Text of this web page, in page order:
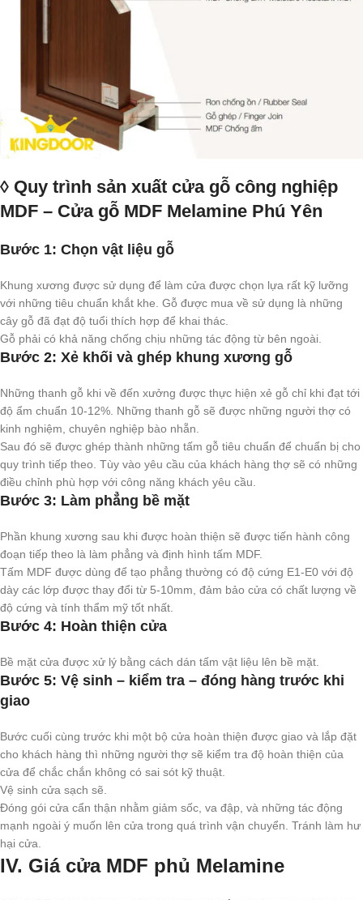
◊ Quy trình sản xuất cửa gỗ công nghiệp
MDF – Cửa gỗ MDF Melamine Phú Yên
Bước 1: Chọn vật liệu gỗ
Khung xương được sử dụng để làm cửa được chọn lựa rất kỹ lưỡng
với những tiêu chuẩn khắt khe. Gỗ được mua về sử dụng là những
cây gỗ đã đạt độ tuổi thích hợp để khai thác.
Gỗ phải có khả năng chống chịu những tác động từ bên ngoài.
Bước 2: Xẻ khối và ghép khung xương gỗ
Những thanh gỗ khi về đến xưởng được thực hiện xẻ gỗ chỉ khi đạt tới
độ ẩm chuẩn 10-12%. Những thanh gỗ sẽ được những người thợ có
kinh nghiệm, chuyên nghiệp bào nhẵn.
Sau đó sẽ được ghép thành những tấm gỗ tiêu chuẩn để chuẩn bị cho
quy trình tiếp theo. Tùy vào yêu cầu của khách hàng thợ sẽ có những
điều chỉnh phù hợp với công năng khách yêu cầu.
Bước 3: Làm phẳng bề mặt
Phần khung xương sau khi được hoàn thiện sẽ được tiến hành công
đoạn tiếp theo là làm phẳng và định hình tấm MDF.
Tấm MDF được dùng để tạo phẳng thường có độ cứng E1-E0 với độ
dày các lớp được thay đổi từ 5-10mm, đảm bảo cửa có chất lượng về
độ cứng và tính thẩm mỹ tốt nhất.
Bước 4: Hoàn thiện cửa
Bề mặt cửa được xử lý bằng cách dán tấm vật liệu lên bề mặt.
Bước 5: Vệ sinh – kiểm tra – đóng hàng trước khi
giao
Bước cuối cùng trước khi một bộ cửa hoàn thiện được giao và lắp đặt
cho khách hàng thì những người thợ sẽ kiểm tra độ hoàn thiện của
cửa để chắc chắn không có sai sót kỹ thuật.
Vệ sinh cửa sạch sẽ.
Đóng gói cửa cẩn thận nhằm giảm sốc, va đập, và những tác động
mạnh ngoài ý muốn lên cửa trong quá trình vận chuyển. Tránh làm hư
hại cửa.
IV. Giá cửa MDF phủ Melamine